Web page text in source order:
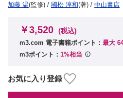
加藤 温(監修) / 國松 淳和(著) / 中山書店
￥3,520 (税込)
m3.com 電子書籍ポイント： 最大
m3ポイント： 1%相当
お気に入り登録